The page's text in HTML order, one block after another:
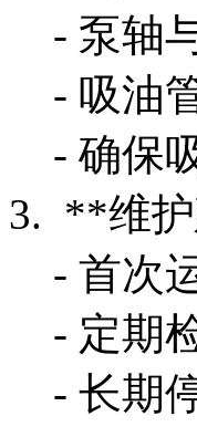
- 泵轴
- 吸油
- 确保
3. **维
- 首次
- 定期
- 长期